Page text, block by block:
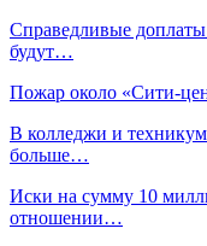
Справедливые
будут…
Пожар около «Сити-
В колледжи и
больше…
Иски на сумму 10
отношении…